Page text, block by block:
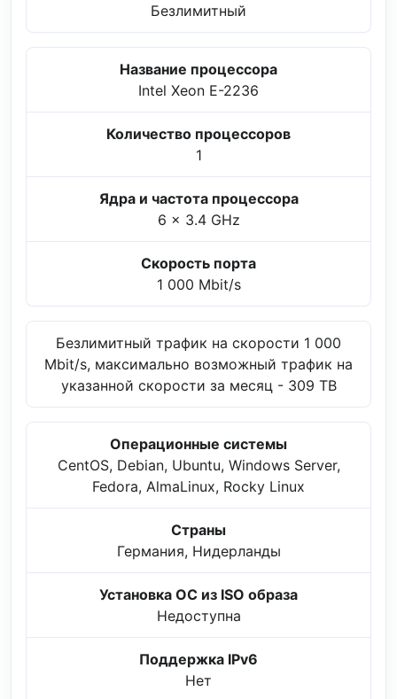
Безлимитный
Название процессора
Intel Xeon E-2236
Количество процессоров
1
Ядра и частота процессора
6 x 3.4 GHz
Скорость порта
1 000 Mbit/s
Безлимитный трафик на скорости 1 000
Mbit/s, максимально возможный трафик на
указанной скорости за месяц - 309 TB
Операционные системы
CentOS, Debian, Ubuntu, Windows Server,
Fedora, AlmaLinux, Rocky Linux
Страны
Германия, Нидерланды
Установка ОС из ISO образа
Недоступна
Поддержка IPv6
Нет